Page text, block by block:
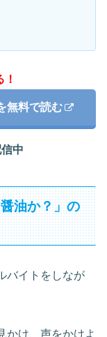
無料で読む
中
油か？」の
バイトをしなが
かけ、声をかけよ